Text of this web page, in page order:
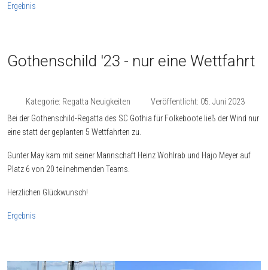
Ergebnis
Gothenschild '23 - nur eine Wettfahrt
Kategorie: Regatta Neuigkeiten Veröffentlicht: 05. Juni 2023
Bei der Gothenschild-Regatta des SC Gothia für Folkeboote ließ der Wind nur
eine statt der geplanten 5 Wettfahrten zu.
Gunter May kam mit seiner Mannschaft Heinz Wohlrab und Hajo Meyer auf
Platz 6 von 20 teilnehmenden Teams.
Herzlichen Glückwunsch!
Ergebnis